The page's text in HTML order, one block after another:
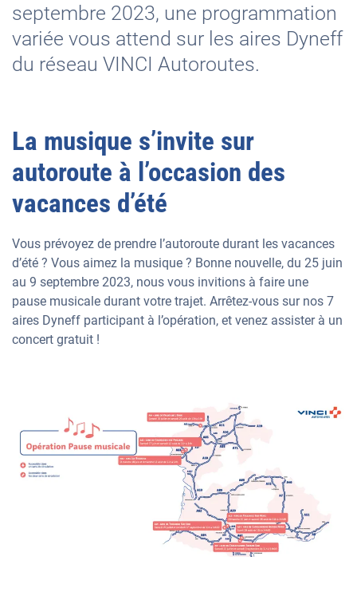
septembre 2023, une programmation
variée vous attend sur les aires Dyneff
du réseau VINCI Autoroutes.
La musique s’invite sur
autoroute à l’occasion des
vacances d’été
Vous prévoyez de prendre l’autoroute durant les vacances
d’été ? Vous aimez la musique ? Bonne nouvelle, du 25 juin
au 9 septembre 2023, nous vous invitions à faire une
pause musicale durant votre trajet. Arrêtez-vous sur nos 7
aires Dyneff participant à l’opération, et venez assister à un
concert gratuit !